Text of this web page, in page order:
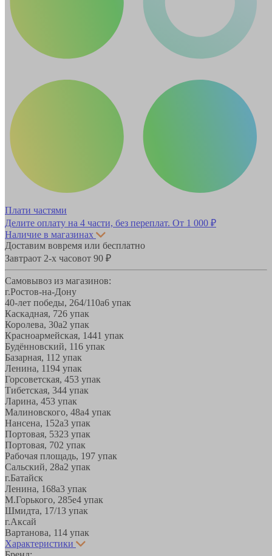
Плати частями
Делите оплату на 4 части, без переплат. От 1 000 ₽
Наличие в магазинах
Доставим вовремя или бесплатно
Завтраот 2-х часовот 90 ₽
Самовывоз из магазинов:
г.Ростов-на-Дону
40-лет победы, 264/110а6 упак
Каскадная, 726 упак
Королева, 30а2 упак
Красноармейская, 1441 упак
Будённовский, 116 упак
Базарная, 11 2 упак
Ленина, 1194 упак
Горсоветская, 453 упак
Тибетская, 344 упак
Ларина, 453 упак
Малиновского, 48а4 упак
Нансена, 152а3 упак
Портовая, 5323 упак
Портовая, 702 упак
Рабочая площадь, 197 упак
Сальский, 28a2 упак
г.Батайск
Ленина, 168а3 упак
М.Горького, 285е4 упак
Шмидта, 17/13 упак
г.Аксай
Вартанова, 114 упак
Характеристики